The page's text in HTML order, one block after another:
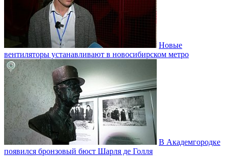
Новые
вентиляторы устанавливают в новосибирском метро
В Академгородке
появился бронзовый бюст Шарля де Голля